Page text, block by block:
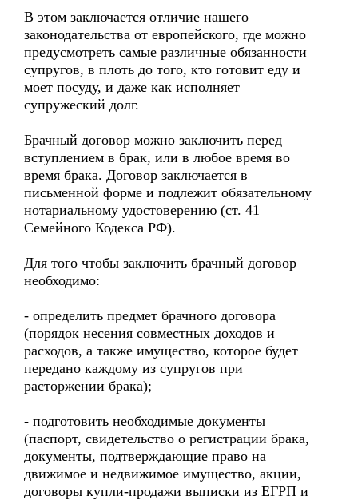
В этом заключается отличие нашего
законодательства от европейского, где можно
предусмотреть самые различные обязанности
супругов, в плоть до того, кто готовит еду и
моет посуду, и даже как исполняет
супружеский долг.
Брачный договор можно заключить перед
вступлением в брак, или в любое время во
время брака. Договор заключается в
письменной форме и подлежит обязательному
нотариальному удостоверению (ст. 41
Семейного Кодекса РФ).
Для того чтобы заключить брачный договор
необходимо:
- определить предмет брачного договора
(порядок несения совместных доходов и
расходов, а также имущество, которое будет
передано каждому из супругов при
расторжении брака);
- подготовить необходимые документы
(паспорт, свидетельство о регистрации брака,
документы, подтверждающие право на
движимое и недвижимое имущество, акции,
договоры купли-продажи выписки из ЕГРП и